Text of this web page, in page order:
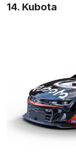
14. Kubota